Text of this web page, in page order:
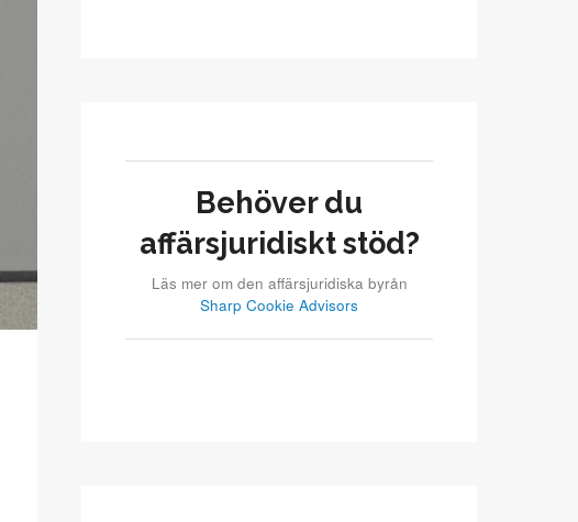
Behöver du
affärsjuridiskt stöd?
Läs mer om den affärsjuridiska byrån
Sharp Cookie Advisors